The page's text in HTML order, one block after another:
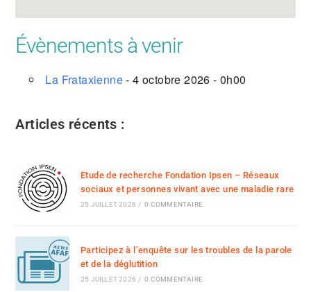
Évènements à venir
La Frataxienne- 4 octobre 2026 - 0h00
Articles récents :
Etude de recherche Fondation Ipsen – Réseaux
sociaux et personnes vivant avec une maladie rare
25 JUILLET 2026 / 0 COMMENTAIRE
Participez à l’enquête sur les troubles de la parole
et de la déglutition
25 JUILLET 2026 / 0 COMMENTAIRE